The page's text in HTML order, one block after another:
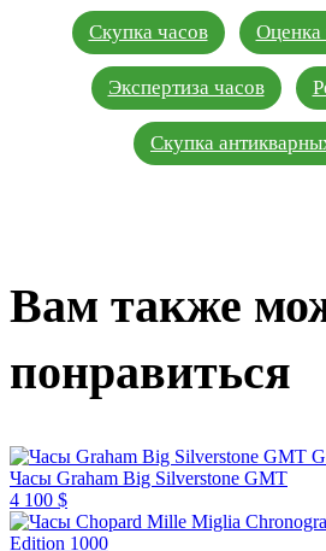
Скупка часов Оценка
Экспертиза часов
Скупка
Вам также
понравиться
Часы Graham Big Silverstone GMT
4 100 $